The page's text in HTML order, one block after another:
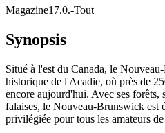
Magazine17.0.-Tout
Synopsis
Situé à l'est du Canada, le
historique de l'Acadie, où près de
encore aujourd'hui. Avec ses forêts,
falaises, le Nouveau-Brunswick est
privilégiée pour tous les amateurs